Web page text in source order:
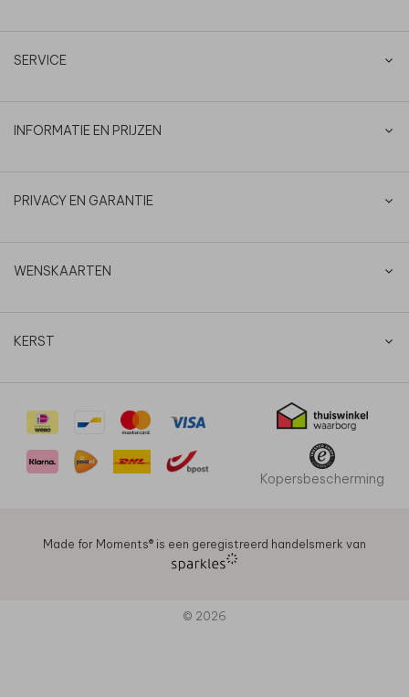
SERVICE
INFORMATIE EN PRIJZEN
PRIVACY EN GARANTIE
WENSKAARTEN
KERST
Kopersbescherming
Made for Moments®️ is een geregistreerd handelsmerk van
© 2026